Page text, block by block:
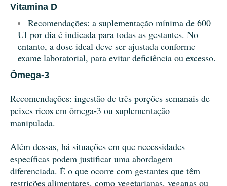
Vitamina D
Recomendações: a suplementação mínima de 600
UI por dia é indicada para todas as gestantes. No
entanto, a dose ideal deve ser ajustada conforme
exame laboratorial, para evitar deficiência ou excesso.
Ômega-3
Recomendações: ingestão de três porções semanais de
peixes ricos em ômega-3 ou suplementação
manipulada.
Além dessas, há situações em que necessidades
específicas podem justificar uma abordagem
diferenciada. É o que ocorre com gestantes que têm
restrições alimentares, como vegetarianas, veganas ou